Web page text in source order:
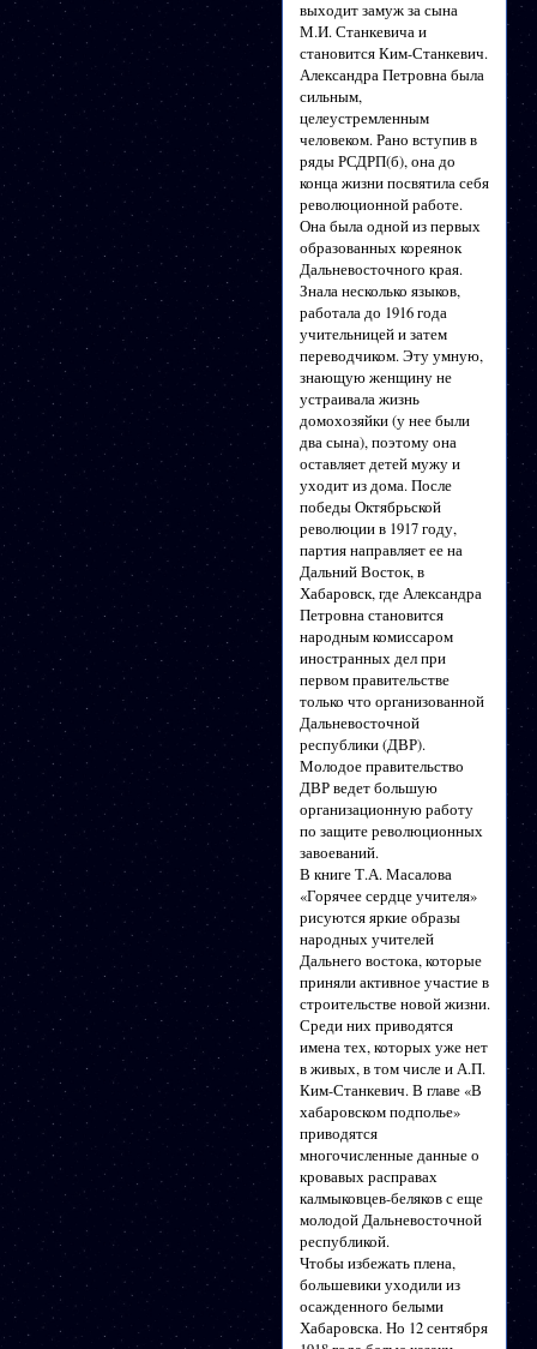
выходит замуж за сына
М.И. Станкевича и
становится Ким-Станкевич.
Александра Петровна была
сильным,
целеустремленным
человеком. Рано вступив в
ряды РСДРП(б), она до
конца жизни посвятила себя
революционной работе.
Она была одной из первых
образованных кореянок
Дальневосточного края.
Знала несколько языков,
работала до 1916 года
учительницей и затем
переводчиком. Эту умную,
знающую женщину не
устраивала жизнь
домохозяйки (у нее были
два сына), поэтому она
оставляет детей мужу и
уходит из дома. После
победы Октябрьской
революции в 1917 году,
партия направляет ее на
Дальний Восток, в
Хабаровск, где Александра
Петровна становится
народным комиссаром
иностранных дел при
первом правительстве
только что организованной
Дальневосточной
республики (ДВР).
Молодое правительство
ДВР ведет большую
организационную работу
по защите революционных
завоеваний.
В книге Т.А. Масалова
«Горячее сердце учителя»
рисуются яркие образы
народных учителей
Дальнего востока, которые
приняли активное участие в
строительстве новой жизни.
Среди них приводятся
имена тех, которых уже нет
в живых, в том числе и А.П.
Ким-Станкевич. В главе «В
хабаровском подполье»
приводятся
многочисленные данные о
кровавых расправах
калмыковцев-беляков с еще
молодой Дальневосточной
республикой.
Чтобы избежать плена,
большевики уходили из
осажденного белыми
Хабаровска. Но 12 сентября